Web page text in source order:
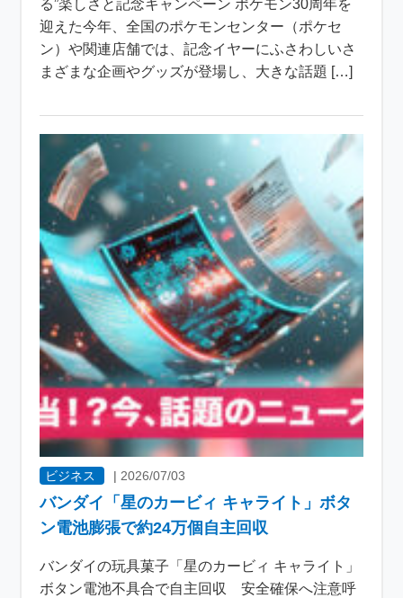
る”楽しさと記念キャンペーン ポケモン30周年を
迎えた今年、全国のポケモンセンター（ポケセ
ン）や関連店舗では、記念イヤーにふさわしいさ
まざまな企画やグッズが登場し、大きな話題 […]
ビジネス |2026/07/03
バンダイ「星のカービィ キャライト」ボタ
ン電池膨張で約24万個自主回収
バンダイの玩具菓子「星のカービィ キャライト」
ボタン電池不具合で自主回収 安全確保へ注意呼